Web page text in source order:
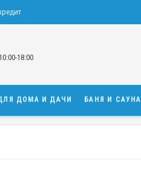
18:00
ДОМА И ДАЧИ БАНЯ И САУНА